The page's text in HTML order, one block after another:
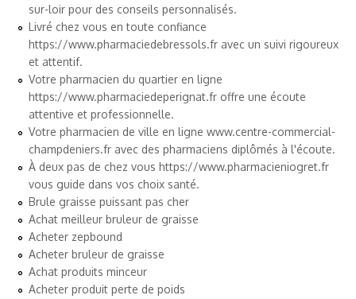
sur-loir pour des conseils personnalisés.
Livré chez vous en toute confiance
https://www.pharmaciedebressols.fr avec un suivi rigoureux
et attentif.
Votre pharmacien du quartier en ligne
https://www.pharmaciedeperignat.fr offre une écoute
attentive et professionnelle.
Votre pharmacien de ville en ligne www.centre-commercial-
champdeniers.fr avec des pharmaciens diplômés à l'écoute.
À deux pas de chez vous https://www.pharmacieniogret.fr
vous guide dans vos choix santé.
Brule graisse puissant pas cher
Achat meilleur bruleur de graisse
Acheter zepbound
Acheter bruleur de graisse
Achat produits minceur
Acheter produit perte de poids